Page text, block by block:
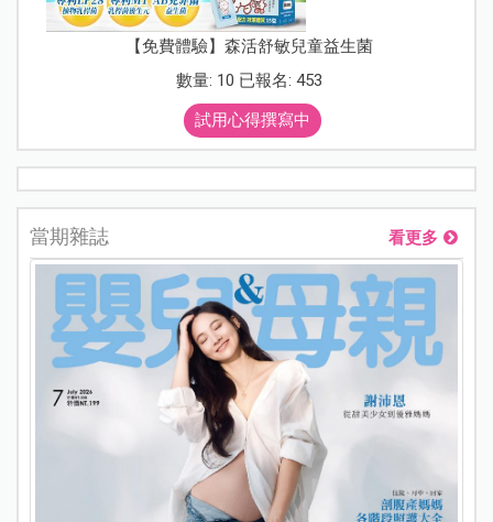
【免費體驗】森活舒敏兒童益生菌
數量: 10 已報名: 453
試用心得撰寫中
當期雜誌 看更多